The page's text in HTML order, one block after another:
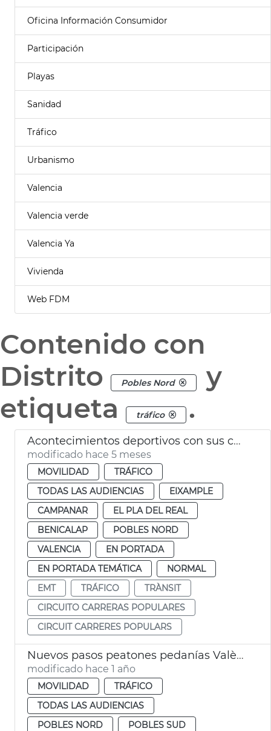
Oficina Información Consumidor
Participación
Playas
Sanidad
Tráfico
Urbanismo
Valencia
Valencia verde
Valencia Ya
Vivienda
Web FDM
Contenido con
Distrito
Pobles Nord
y
etiqueta
tráfico .
Acontecimientos deportivos con sus cortes de tráfico en València
modificado hace 5 meses
MOVILIDAD
TRÁFICO
TODAS LAS AUDIENCIAS
EIXAMPLE
CAMPANAR
EL PLA DEL REAL
BENICALAP
POBLES NORD
VALENCIA
EN PORTADA
EN PORTADA TEMÁTICA
NORMAL
EMT
TRÁFICO
TRÀNSIT
CIRCUITO CARRERAS POPULARES
CIRCUIT CARRERES POPULARS
Nuevos pasos peatones pedanías València
modificado hace 1 año
MOVILIDAD
TRÁFICO
TODAS LAS AUDIENCIAS
POBLES NORD
POBLES SUD